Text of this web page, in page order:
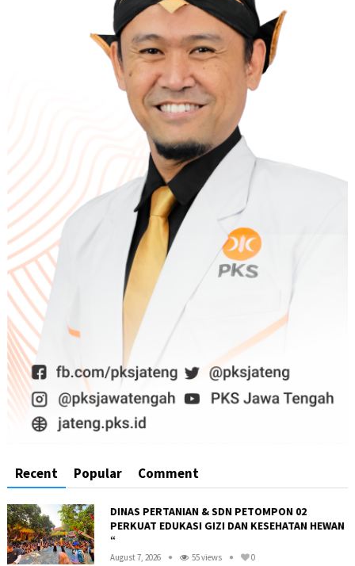
Recent Popular Comment
DINAS PERTANIAN & SDN PETOMPON 02
PERKUAT EDUKASI GIZI DAN KESEHATAN HEWAN
“
August 7, 2026 55 views 0